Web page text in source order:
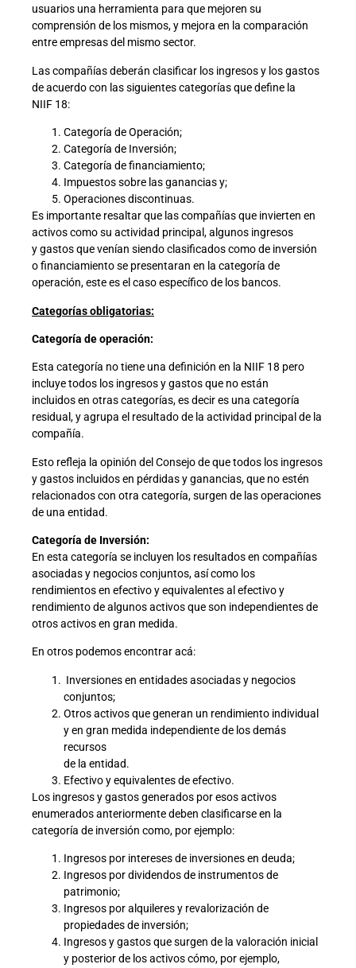
usuarios una herramienta para que mejoren su
comprensión de los mismos, y mejora en la comparación
entre empresas del mismo sector.
Las compañías deberán clasificar los ingresos y los gastos
de acuerdo con las siguientes categorías que define la
NIIF 18:
Categoría de Operación;
Categoría de Inversión;
Categoría de financiamiento;
Impuestos sobre las ganancias y;
Operaciones discontinuas.
Es importante resaltar que las compañías que invierten en
activos como su actividad principal, algunos ingresos
y gastos que venían siendo clasificados como de inversión
o financiamiento se presentaran en la categoría de
operación, este es el caso específico de los bancos.
Categorías obligatorias:
Categoría de operación:
Esta categoría no tiene una definición en la NIIF 18 pero
incluye todos los ingresos y gastos que no están
incluidos en otras categorías, es decir es una categoría
residual, y agrupa el resultado de la actividad principal de la
compañía.
Esto refleja la opinión del Consejo de que todos los ingresos
y gastos incluidos en pérdidas y ganancias, que no estén
relacionados con otra categoría, surgen de las operaciones
de una entidad.
Categoría de Inversión:
En esta categoría se incluyen los resultados en compañías
asociadas y negocios conjuntos, así como los
rendimientos en efectivo y equivalentes al efectivo y
rendimiento de algunos activos que son independientes de
otros activos en gran medida.
En otros podemos encontrar acá:
Inversiones en entidades asociadas y negocios
conjuntos;
Otros activos que generan un rendimiento individual
y en gran medida independiente de los demás
recursos
de la entidad.
Efectivo y equivalentes de efectivo.
Los ingresos y gastos generados por esos activos
enumerados anteriormente deben clasificarse en la
categoría de inversión como, por ejemplo:
Ingresos por intereses de inversiones en deuda;
Ingresos por dividendos de instrumentos de
patrimonio;
Ingresos por alquileres y revalorización de
propiedades de inversión;
Ingresos y gastos que surgen de la valoración inicial
y posterior de los activos cómo, por ejemplo,